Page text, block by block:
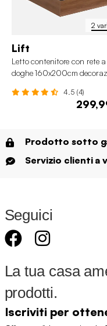
2
Lift
Letto contenitore con rete a
doghe 160x200cm
4.5 (4)
Prodotto sotto
Servizio clienti a
Seguici
La tua casa
prodotti.
Iscriviti per